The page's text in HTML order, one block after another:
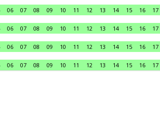
06 07 08 09 10 11 12 13 14 15 16 17
06 07 08 09 10 11 12 13 14 15 16 17
06 07 08 09 10 11 12 13 14 15 16 17
06 07 08 09 10 11 12 13 14 15 16 17